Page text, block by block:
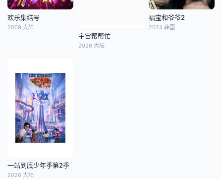
欢乐集结号
2009 大陆
宇宙帮帮忙
2026 大陆
福宝和爷爷2
2024 韩国
一站到底少年季第2季
2026 大陆